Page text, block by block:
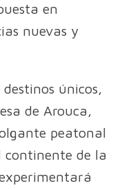
en
nuevas y
únicos,
de Arouca,
peatonal
continente de la